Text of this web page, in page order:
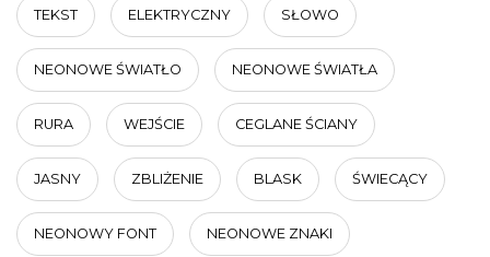
TEKST ELEKTRYCZNY SŁOWO
NEONOWE ŚWIATŁO NEONOWE ŚWIATŁA
RURA WEJŚCIE CEGLANE ŚCIANY
JASNY ZBLIŻENIE BLASK ŚWIECĄCY
NEONOWY FONT NEONOWE ZNAKI